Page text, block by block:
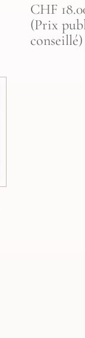
CHF
(Prix
conseillé)